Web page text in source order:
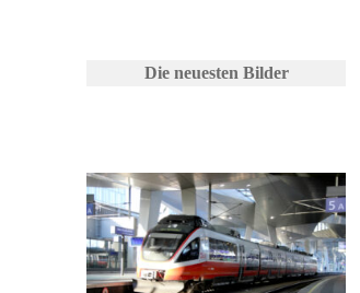
Die neuesten Bilder